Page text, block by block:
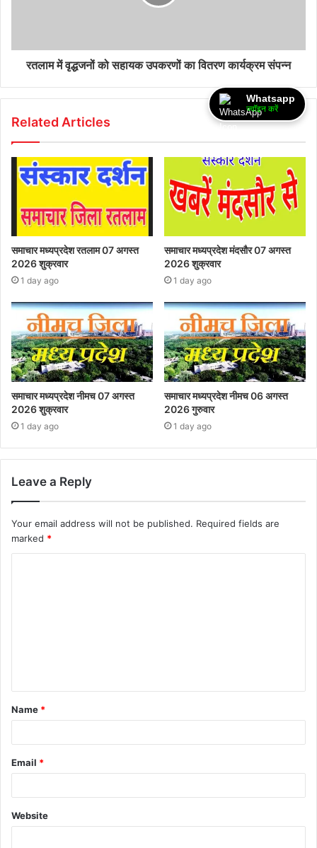
रतलाम में वृद्धजनों को सहायक उपकरणों का वितरण कार्यक्रम संपन्न
Related Articles
समाचार मध्यप्रदेश रतलाम 07 अगस्त
2026 शुक्रवार
1 day ago
समाचार मध्यप्रदेश मंदसौर 07 अगस्त
2026 शुक्रवार
1 day ago
समाचार मध्यप्रदेश नीमच 07 अगस्त
2026 शुक्रवार
1 day ago
समाचार मध्यप्रदेश नीमच 06 अगस्त
2026 गुरुवार
1 day ago
Leave a Reply
Your email address will not be published. Required fields are
marked *
Name *
Email *
Website
Whatsapp
ज्वॉइन करें